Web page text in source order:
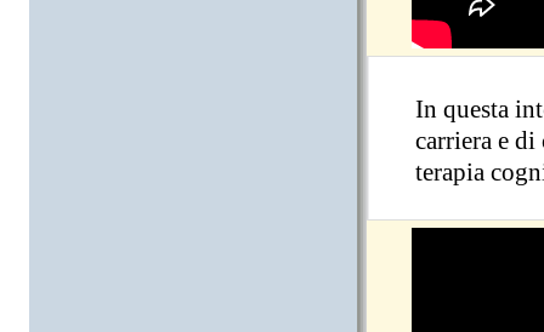
In questa
carriera e di
terapia